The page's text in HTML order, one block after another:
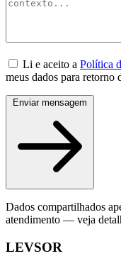
Li e aceito a Política
meus dados para retorno
Enviar mensagem
Dados compartilhados
atendimento — veja
LEVSOR